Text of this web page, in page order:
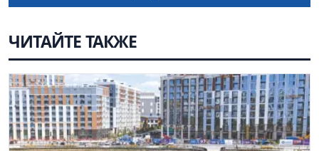
ЧИТАЙТЕ ТАКЖЕ